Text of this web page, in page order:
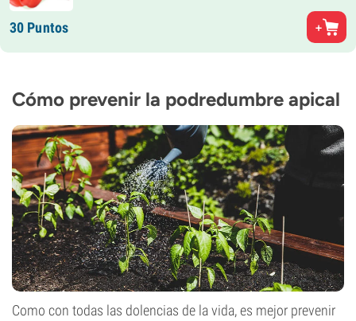
30 Puntos
Cómo prevenir la podredumbre apical
Como con todas las dolencias de la vida, es mejor prevenir